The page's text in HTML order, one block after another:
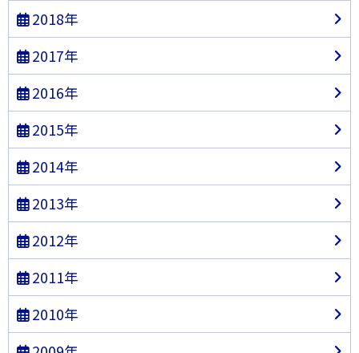
2018年
2017年
2016年
2015年
2014年
2013年
2012年
2011年
2010年